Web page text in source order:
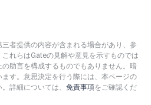
者提供の内容が含まれる場合があり、参
れらはGateの見解や意見を示すものでは
助言を構成するものでもありません。暗
す。意思決定を行う際には、本ページの
詳細については、 免責事項をご確認くだ